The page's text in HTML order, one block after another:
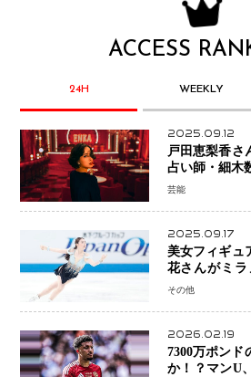
ACCESS
24H WEEKLY
2025.09.12
戸田恵梨香
占い師・細木
芸能
2025.09.17
美女フィギュ
花さんがミ
手権欠場を発
その他
2026.02.19
7300万ポンド
か！？マンU